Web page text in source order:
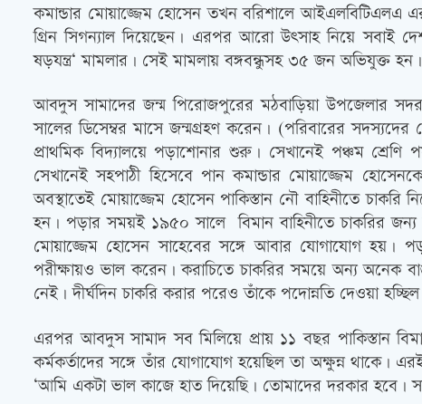
কমান্ডার মোয়াজ্জেম হোসেন তখন বরিশালে আইএলবিটিএলএ
গ্রিন সিগন্যাল দিয়েছেন। এরপর আরো উৎসাহ নিয়ে সবাই
ষড়যন্ত্র‘ মামলার। সেই মামলায় বঙ্গবন্ধুসহ ৩৫ জন অভিযুক্ত
আবদুস সামাদের জন্ম পিরোজপুরের মঠবাড়িয়া উপজেলার সদর
সালের ডিসেম্বর মাসে জন্মগ্রহণ করেন। (পরিবারের
প্রাথমিক বিদ্যালয়ে পড়াশোনার শুরু। সেখানেই পঞ্চম
সেখানেই সহপাঠী হিসেবে পান কমান্ডার মোয়াজ্জেম
অবস্থাতেই মোয়াজ্জেম হোসেন পাকিস্তান নৌ বাহিনীতে
হন। পড়ার সময়ই ১৯৫০ সালে বিমান বাহিনীতে চাকরির জন্য
মোয়াজ্জেম হোসেন সাহেবের সঙ্গে আবার যোগাযোগ হয়।
পরীক্ষায়ও ভাল করেন। করাচিতে চাকরির সময়ে অন্য
নেই। দীর্ঘদিন চাকরি করার পরেও তাঁকে পদোন্নতি দেওয়া
এরপর আবদুস সামাদ সব মিলিয়ে প্রায় ১১ বছর পাকিস্তান
কর্মকর্তাদের সঙ্গে তাঁর যোগাযোগ হয়েছিল তা অক্ষুন্ন
‘আমি একটা ভাল কাজে হাত দিয়েছি। তোমাদের দরকার